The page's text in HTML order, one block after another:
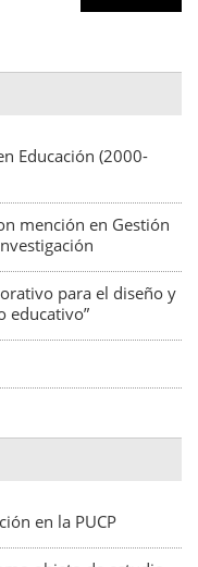
Educación (2000-
mención en Gestión
para el diseño y
educativo”
en la PUCP